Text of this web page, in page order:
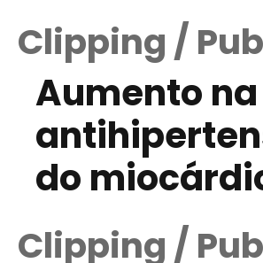
Clipping /
Aumento
do
Clipping /